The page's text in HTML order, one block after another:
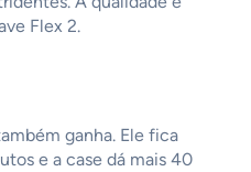
Flex 2.
ganha. Ele fica
e a case dá mais 40